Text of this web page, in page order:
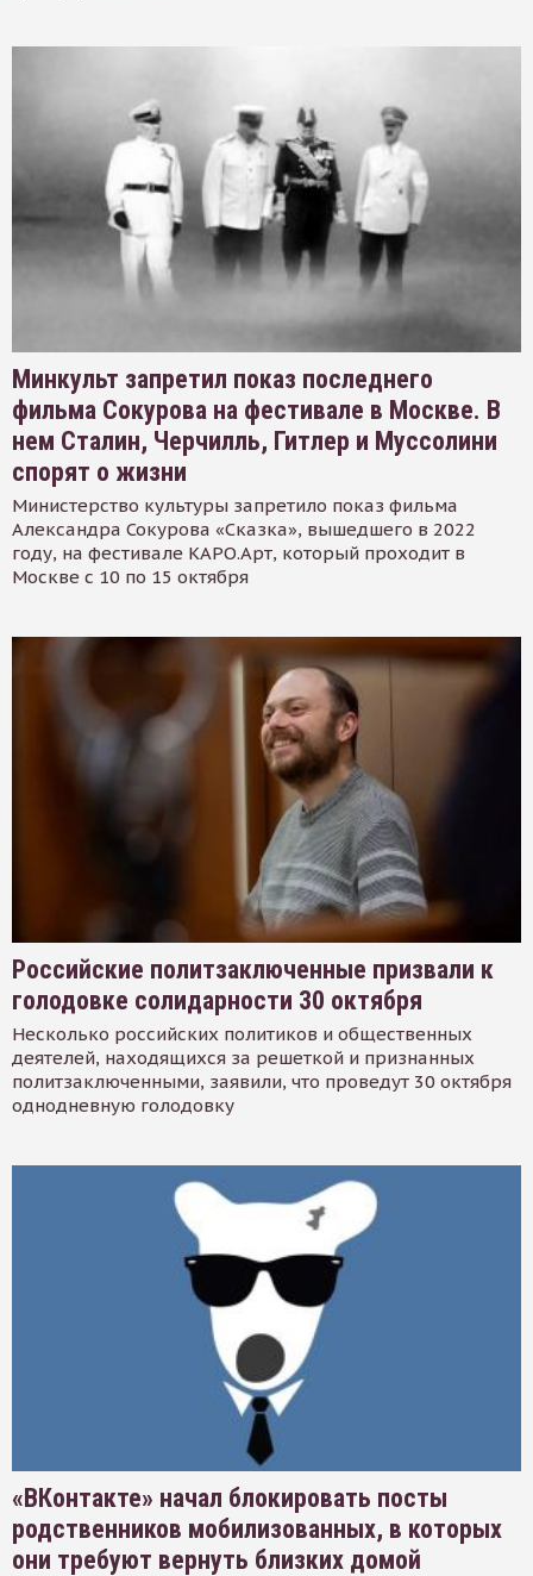
Минкульт запретил показ последнего
фильма Сокурова на фестивале в Москве. В
нем Сталин, Черчилль, Гитлер и Муссолини
спорят о жизни
Министерство культуры запретило показ фильма
Александра Сокурова «Сказка», вышедшего в 2022
году, на фестивале КАРО.Арт, который проходит в
Москве с 10 по 15 октября
Российские политзаключенные призвали к
голодовке солидарности 30 октября
Несколько российских политиков и общественных
деятелей, находящихся за решеткой и признанных
политзаключенными, заявили, что проведут 30 октября
однодневную голодовку
«ВКонтакте» начал блокировать посты
родственников мобилизованных, в которых
они требуют вернуть близких домой